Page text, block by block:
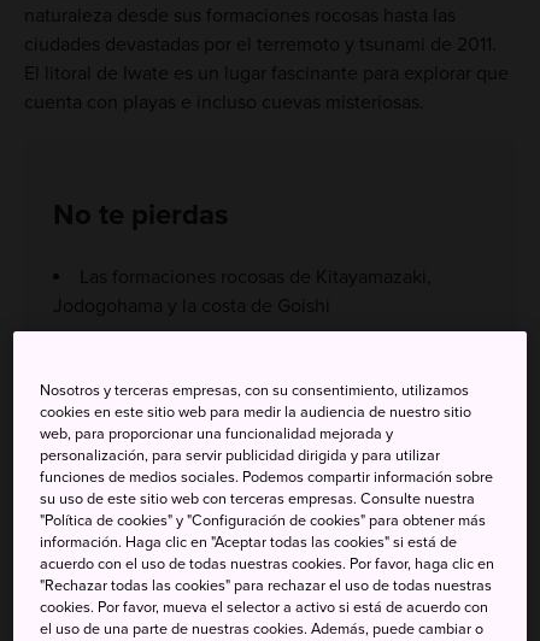
naturaleza desde sus formaciones rocosas hasta las
ciudades devastadas por el terremoto y tsunami de 2011.
El litoral de Iwate es un lugar fascinante para explorar que
cuenta con playas e incluso cuevas misteriosas.
No te pierdas
Las formaciones rocosas de Kitayamazaki,
Jodogohama y la costa de Goishi
La creación de joyas de ámbar en el museo local
de ámbar
Cómo llegar
Se puede llegar a la costa en tren o autobús desde
Nosotros y terceras empresas, con su consentimiento, utilizamos
cookies en este sitio web para medir la audiencia de nuestro sitio
web, para proporcionar una funcionalidad mejorada y
personalización, para servir publicidad dirigida y para utilizar
funciones de medios sociales. Podemos compartir información sobre
su uso de este sitio web con terceras empresas. Consulte nuestra
"Política de cookies" y "Configuración de cookies" para obtener más
información. Haga clic en "Aceptar todas las cookies" si está de
acuerdo con el uso de todas nuestras cookies. Por favor, haga clic en
"Rechazar todas las cookies" para rechazar el uso de todas nuestras
cookies. Por favor, mueva el selector a activo si está de acuerdo con
el uso de una parte de nuestras cookies. Además, puede cambiar o